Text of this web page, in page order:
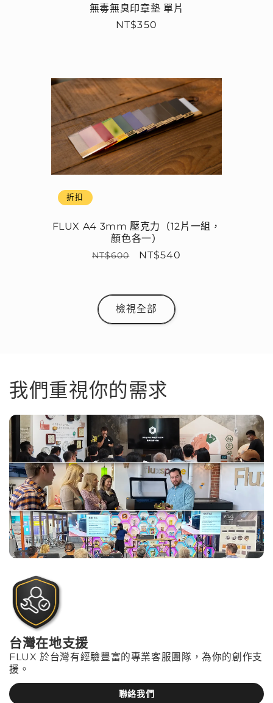
無毒無臭印章墊 單片
定
NT$350
折扣
FLUX A4 3mm 壓克力（12片一組，
顏色各一）
定
NT$600
售
NT$540
檢視全部
我們重視你的需求
台灣在地支援
FLUX 於台灣有經驗豐富的專業客服團隊，為你的創作支
援。
聯絡我們